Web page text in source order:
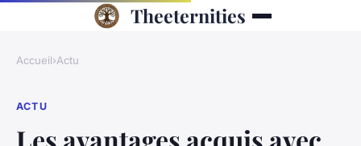
Theeternities
Accueil›Actu
ACTU
Les avantages acquis avec